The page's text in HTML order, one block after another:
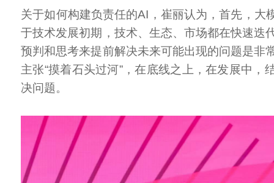
关于如何构建负责任的AI，崔丽认为，首先，大
于技术发展初期，技术、生态、市场都在快速迭
预判和思考来提前解决未来可能出现的问题是非
主张“摸着石头过河”，在底线之上，在发展中，
决问题。